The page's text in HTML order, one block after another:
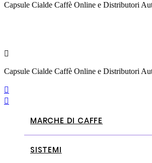
Capsule Cialde Caffè Online e Distributori

Capsule Cialde Caffè Online e Distributori


MARCHE DI CAFFE
SISTEMI